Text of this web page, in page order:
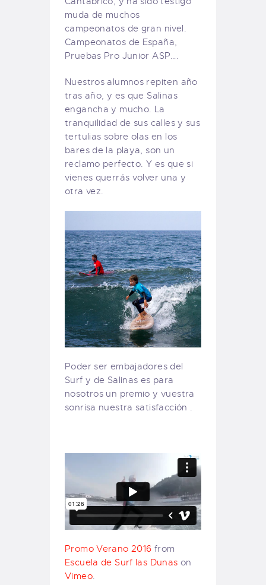
muda de muchos
campeonatos de gran nivel.
Campeonatos de España,
Pruebas Pro Junior ASP….
Nuestros alumnos repiten año
tras año, y es que Salinas
engancha y mucho. La
tranquilidad de sus calles y sus
tertulias sobre olas en los
bares de la playa, son un
reclamo perfecto. Y es que si
vienes querrás volver una y
otra vez.
Poder ser embajadores del
Surf y de Salinas es para
nosotros un premio y vuestra
sonrisa nuestra satisfacción .
Promo Verano 2016 from
Escuela de Surf las Dunas on
Vimeo.